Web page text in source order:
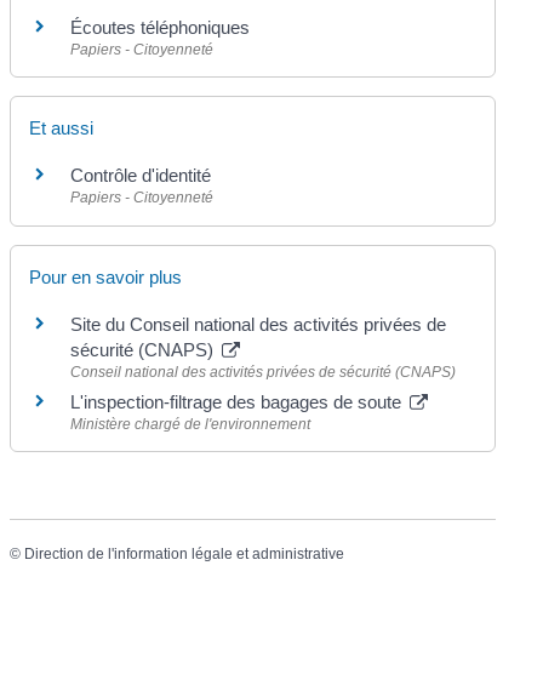
Écoutes téléphoniques
Papiers - Citoyenneté
Et aussi
Contrôle d'identité
Papiers - Citoyenneté
Pour en savoir plus
Site du Conseil national des activités privées de
sécurité (CNAPS)
Conseil national des activités privées de sécurité (CNAPS)
L'inspection-filtrage des bagages de soute
Ministère chargé de l'environnement
© Direction de l'information légale et administrative